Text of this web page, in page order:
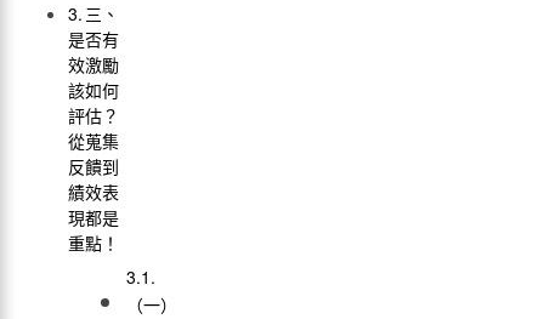
三、
是否有
效激勵
該如何
評估？
從蒐集
反饋到
績效表
現都是
重點！
（一）